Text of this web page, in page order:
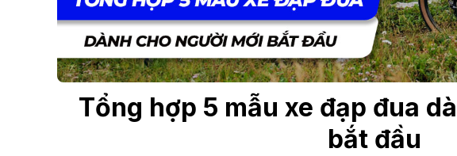
Tổng hợp 5 mẫu xe đạp đua
bắt đầu